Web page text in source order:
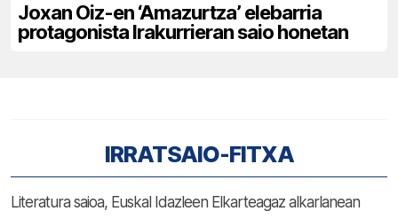
Joxan Oiz-en ‘Amazurtza’ elebarria
protagonista Irakurrieran saio honetan
IRRATSAIO-FITXA
Literatura saioa, Euskal Idazleen Elkarteagaz alkarlanean